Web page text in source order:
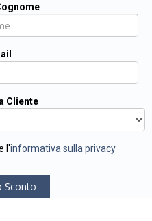
Cliente
l'informativa sulla privacy
Sconto